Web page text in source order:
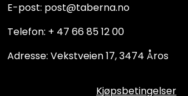
E-post: post@taberna.no
Telefon: + 47 66 85 12 00
Adresse: Vekstveien 17, 3474 Åros
Kjøpsbetingelser